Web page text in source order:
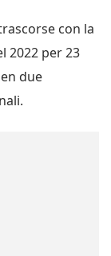
con la
2022 per 23
due